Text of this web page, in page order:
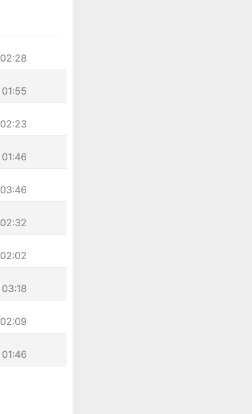
02:28
01:55
02:23
01:46
03:46
02:32
02:02
03:18
02:09
01:46